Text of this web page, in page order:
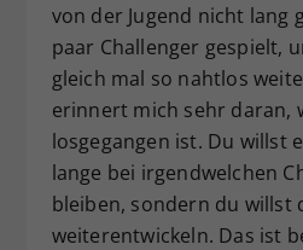
von der Jugend nicht lang
paar Challenger gespielt,
gleich mal so nahtlos
erinnert mich sehr daran,
losgegangen ist. Du willst
lange bei irgendwelchen
bleiben, sondern du willst
weiterentwickeln. Das ist